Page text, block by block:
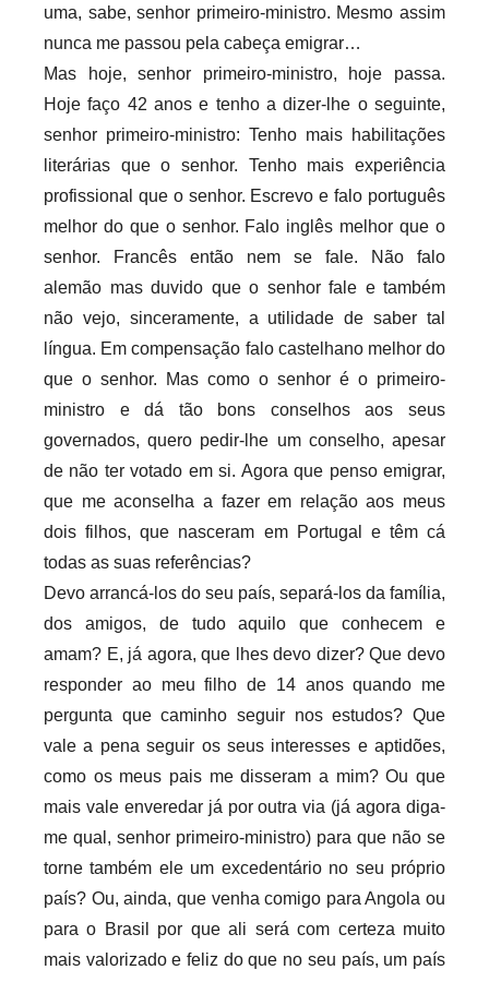
uma, sabe, senhor primeiro-ministro. Mesmo assim
nunca me passou pela cabeça emigrar…
Mas hoje, senhor primeiro-ministro, hoje passa.
Hoje faço 42 anos e tenho a dizer-lhe o seguinte,
senhor primeiro-ministro: Tenho mais habilitações
literárias que o senhor. Tenho mais experiência
profissional que o senhor. Escrevo e falo português
melhor do que o senhor. Falo inglês melhor que o
senhor. Francês então nem se fale. Não falo
alemão mas duvido que o senhor fale e também
não vejo, sinceramente, a utilidade de saber tal
língua. Em compensação falo castelhano melhor do
que o senhor. Mas como o senhor é o primeiro-
ministro e dá tão bons conselhos aos seus
governados, quero pedir-lhe um conselho, apesar
de não ter votado em si. Agora que penso emigrar,
que me aconselha a fazer em relação aos meus
dois filhos, que nasceram em Portugal e têm cá
todas as suas referências?
Devo arrancá-los do seu país, separá-los da família,
dos amigos, de tudo aquilo que conhecem e
amam? E, já agora, que lhes devo dizer? Que devo
responder ao meu filho de 14 anos quando me
pergunta que caminho seguir nos estudos? Que
vale a pena seguir os seus interesses e aptidões,
como os meus pais me disseram a mim? Ou que
mais vale enveredar já por outra via (já agora diga-
me qual, senhor primeiro-ministro) para que não se
torne também ele um excedentário no seu próprio
país? Ou, ainda, que venha comigo para Angola ou
para o Brasil por que ali será com certeza muito
mais valorizado e feliz do que no seu país, um país